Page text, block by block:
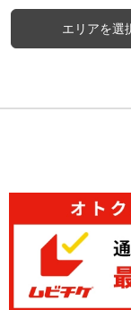
エリアを選